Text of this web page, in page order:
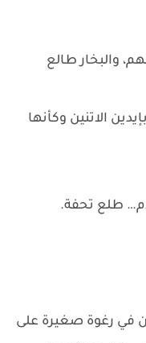
والبخار طالع
الاتنين وكأنها
طلع تحفة.
في رغوة صغيرة على